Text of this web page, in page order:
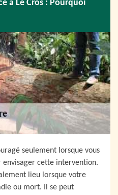
à Le Cros : Pourquoi
seulement lorsque vous
envisager cette intervention.
lieu lorsque votre
ou mort. Il se peut